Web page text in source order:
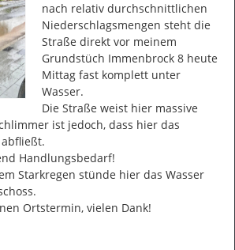
nach relativ durchschnittlichen
Niederschlagsmengen steht die
Straße direkt vor meinem
Grundstüch Immenbrock 8 heute
Mittag fast komplett unter
Wasser.
Die Straße weist hier massive
ist jedoch, dass hier das
Handlungsbedarf!
Starkregen stünde hier das Wasser
Ortstermin, vielen Dank!